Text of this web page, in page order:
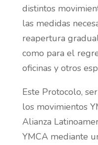
distintos
las medidas
reapertura
como para el
oficinas y otros
Este Protocolo,
los movimientos
Alianza
YMCA mediante